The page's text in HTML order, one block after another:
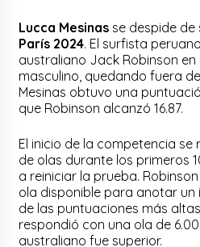
Lucca Mesinas se despide de
París 2024. El surfista
australiano Jack Robinson
masculino, quedando fuera
Mesinas obtuvo una
que Robinson alcanzó 16.87.
El inicio de la competencia
de olas durante los primeros
a reiniciar la prueba.
ola disponible para anotar un
de las puntuaciones más
respondió con una ola de
australiano fue superior.